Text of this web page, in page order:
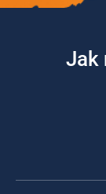
Jak